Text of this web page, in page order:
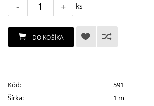
- + ks
DO KOŠÍKA
Kód:
591
Šírka:
1 m